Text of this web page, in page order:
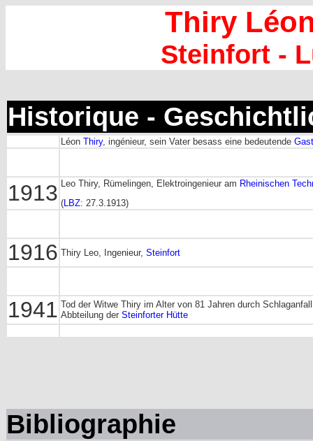
Thiry
Steinfort -
Historique -
Léon Thiry, ingénieur, sein Vater besass eine bedeutende
1913 Leo Thiry, Rümelingen, Elektroingenieur am Rheinischen
(LBZ: 27.3.1913)
1916 Thiry Leo, Ingenieur, Steinfort
1941 Tod der Witwe Thiry im Alter von 81 Jahren durch
Abbteilung der Steinforter Hütte
Bibliographie